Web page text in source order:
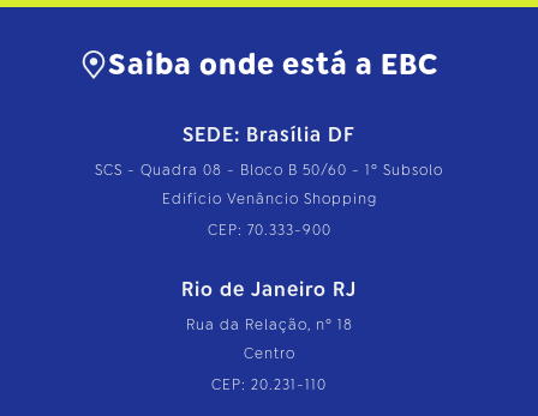
Saiba onde está a EBC
SEDE: Brasília DF
SCS - Quadra 08 - Bloco B 50/60 - 1º Subsolo
Edifício Venâncio Shopping
CEP: 70.333-900
Rio de Janeiro RJ
Rua da Relação, nº 18
Centro
CEP: 20.231-110